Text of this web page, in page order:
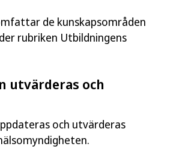
de kunskapsområden
rubriken Utbildningens
utvärderas och
och utvärderas